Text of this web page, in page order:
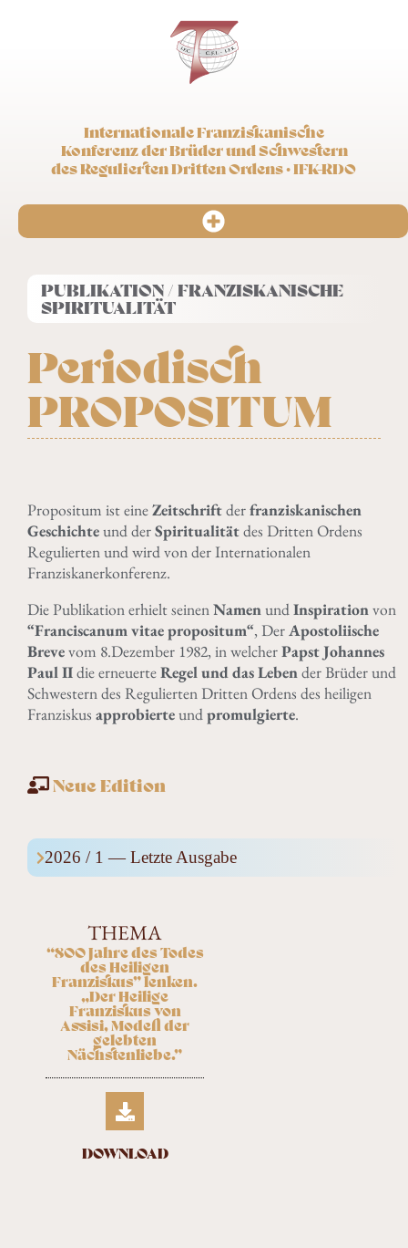
Internationale Franziskanische
Konferenz der Brüder und Schwestern
des Regulierten Dritten Ordens · IFK-RDO
PUBLIKATION / FRANZISKANISCHE
SPIRITUALITÄT
Periodisch
PROPOSITUM
Propositum ist eineZeitschriftderfranziskanischen
Geschichteund derSpiritualitätdes Dritten Ordens
Regulierten und wird von der Internationalen
Franziskanerkonferenz.
Die Publikation erhielt seinenNamenundInspirationvon
“Franciscanum vitae propositum“, DerApostoliische
Brevevom 8.Dezember 1982, in welcherPapst Johannes
Paul IIdie erneuerteRegel und das Lebender Brüder und
Schwestern des Regulierten Dritten Ordens des heiligen
Franziskus approbierteundpromulgierte.
Neue Edition
2026 / 1 — Letzte Ausgabe
THEMA
“800 Jahre des Todes
des Heiligen
Franziskus” lenken.
„Der Heilige
Franziskus von
Assisi, Modell der
gelebten
Nächstenliebe.”
DOWNLOAD